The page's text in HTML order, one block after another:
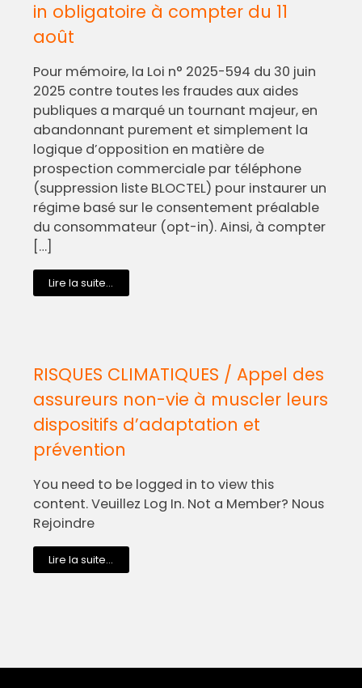
in obligatoire à compter du 11
août
Pour mémoire, la Loi n° 2025-594 du 30 juin
2025 contre toutes les fraudes aux aides
publiques a marqué un tournant majeur, en
abandonnant purement et simplement la
logique d’opposition en matière de
prospection commerciale par téléphone
(suppression liste BLOCTEL) pour instaurer un
régime basé sur le consentement préalable
du consommateur (opt-in). Ainsi, à compter
[…]
Lire la suite...
RISQUES CLIMATIQUES / Appel des
assureurs non-vie à muscler leurs
dispositifs d’adaptation et
prévention
You need to be logged in to view this
content. Veuillez Log In. Not a Member? Nous
Rejoindre
Lire la suite...